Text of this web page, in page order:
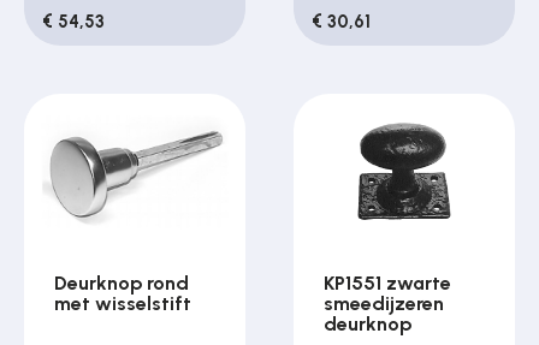
€ 54,53 € 30,61
Deurknop rond
met wisselstift
KP1551 zwarte
smeedijzeren
deurknop